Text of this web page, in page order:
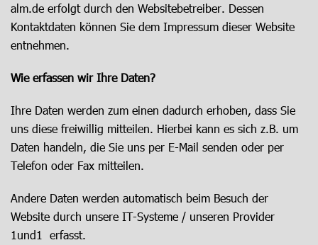
alm.de erfolgt durch den Websitebetreiber. Dessen
Kontaktdaten können Sie dem Impressum dieser Website
entnehmen.
Wie erfassen wir Ihre Daten?
Ihre Daten werden zum einen dadurch erhoben, dass Sie
uns diese freiwillig mitteilen. Hierbei kann es sich z.B. um
Daten handeln, die Sie uns per E-Mail senden oder per
Telefon oder Fax mitteilen.
Andere Daten werden automatisch beim Besuch der
Website durch unsere IT-Systeme / unseren Provider
1und1 erfasst.